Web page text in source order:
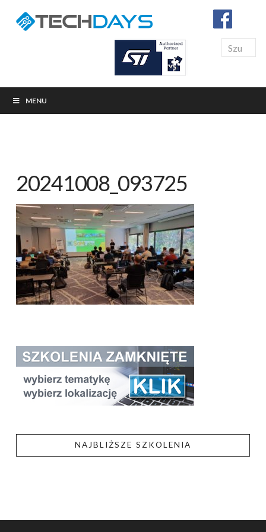
Search
MENU
20241008_093725
NAJBLIŻSZE SZKOLENIA